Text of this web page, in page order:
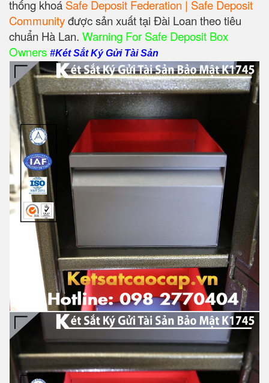
thống khoá Safe Deposit Federation | Safe Deposit
Communityđược sản xuất tại Đài Loan theo tiêu
chuẩn Hà Lan. Warning For Safe Deposit Box
Owners #Két Sắt Ký Gửi Tài Sản